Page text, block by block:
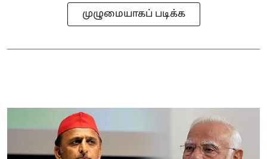
முழுமையாகப் படிக்க